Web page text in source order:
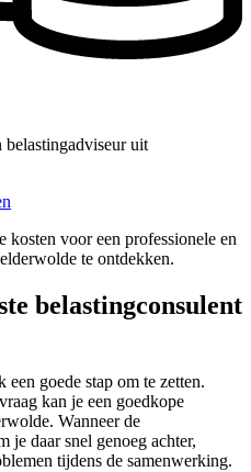
belastingadviseur uit
voor een professionele en
te ontdekken.
belastingconsulent
goede stap om te zetten.
kan je een goedkope
Wanneer de
je daar snel genoeg achter,
tijdens de samenwerking.